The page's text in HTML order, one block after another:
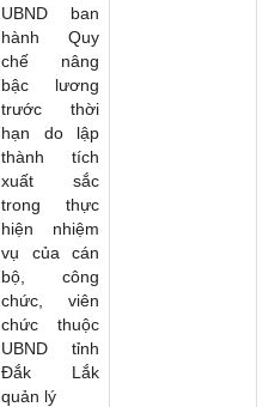
UBND ban
hành Quy
chế nâng
bậc lương
trước thời
hạn do lập
thành tích
xuất sắc
trong thực
hiện nhiệm
vụ của cán
bộ, công
chức, viên
chức thuộc
UBND tỉnh
Đắk Lắk
quản lý